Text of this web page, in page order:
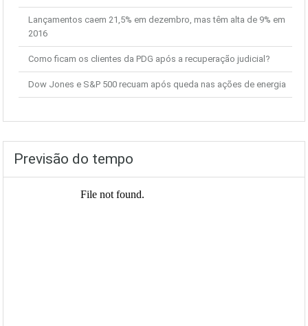
Lançamentos caem 21,5% em dezembro, mas têm alta de 9% em
2016
Como ficam os clientes da PDG após a recuperação judicial?
Dow Jones e S&P 500 recuam após queda nas ações de energia
Previsão do tempo